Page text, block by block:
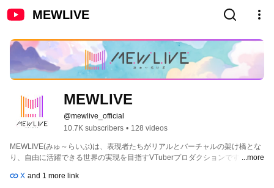
MEWLIVE
MEWLIVE
@mewlive_official
10.7K subscribers • 128 videos
MEWLIVE(みゅ～らいぶ)は、表現者たちがリアルとバーチャルの架け橋とな
り、自由に活躍できる世界の実現を目指すVTuberプロダクションです！ ...more
X and 1 more link